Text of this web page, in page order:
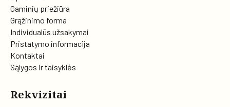
Gaminių priežiūra
Grąžinimo forma
Individualūs užsakymai
Pristatymo informacija
Kontaktai
Sąlygos ir taisyklės
Rekvizitai